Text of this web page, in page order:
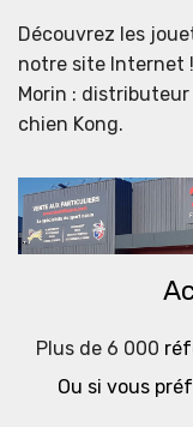
Découvrez les
notre site Internet !
Morin :
chien Kong.
Plus de 6 000
Ou si vous